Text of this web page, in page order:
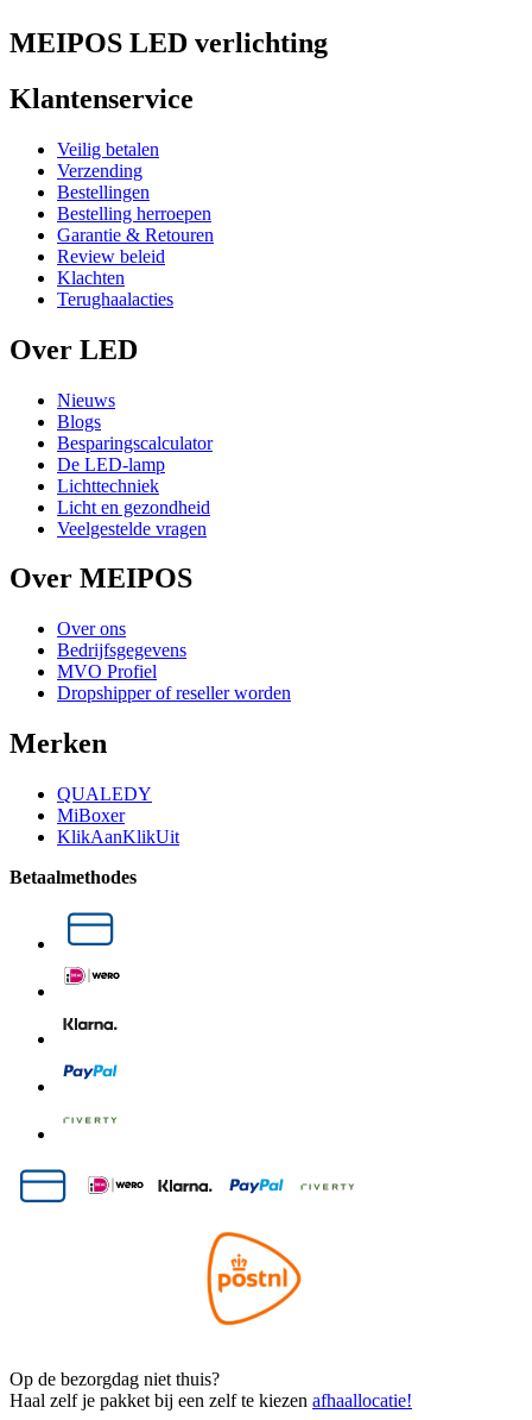
MEIPOS LED verlichting
Klantenservice
Veilig betalen
Verzending
Bestellingen
Bestelling herroepen
Garantie & Retouren
Review beleid
Klachten
Terughaalacties
Over LED
Nieuws
Blogs
Besparingscalculator
De LED-lamp
Lichttechniek
Licht en gezondheid
Veelgestelde vragen
Over MEIPOS
Over ons
Bedrijfsgegevens
MVO Profiel
Dropshipper of reseller worden
Merken
QUALEDY
MiBoxer
KlikAanKlikUit
Betaalmethodes
Op de bezorgdag niet thuis?
Haal zelf je pakket bij een zelf te kiezen afhaallocatie!